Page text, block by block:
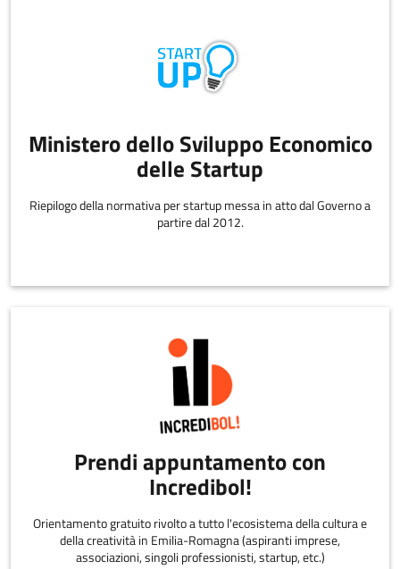
Ministero dello Sviluppo Economico
delle Startup
Riepilogo della normativa per startup messa in atto dal Governo a
partire dal 2012.
Prendi appuntamento con
Incredibol!
Orientamento gratuito rivolto a tutto l'ecosistema della cultura e
della creatività in Emilia-Romagna (aspiranti imprese,
associazioni, singoli professionisti, startup, etc.)